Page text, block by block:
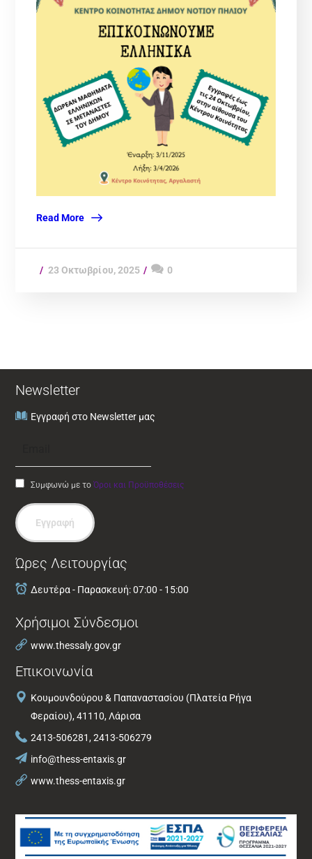
Read More
23 Οκτωβρίου, 2025 0
Newsletter
Εγγραφή στο Newsletter μας
Συμφωνώ με τοΌροι και Προϋποθέσεις
Εγγραφή
Ώρες Λειτουργίας
Δευτέρα - Παρασκευή: 07:00 - 15:00
Χρήσιμοι Σύνδεσμοι
www.thessaly.gov.gr
Επικοινωνία
Κουμουνδούρου & Παπαναστασίου (Πλατεία Ρήγα
Φεραίου), 41110, Λάρισα
2413-506281, 2413-506279
info@thess-entaxis.gr
www.thess-entaxis.gr